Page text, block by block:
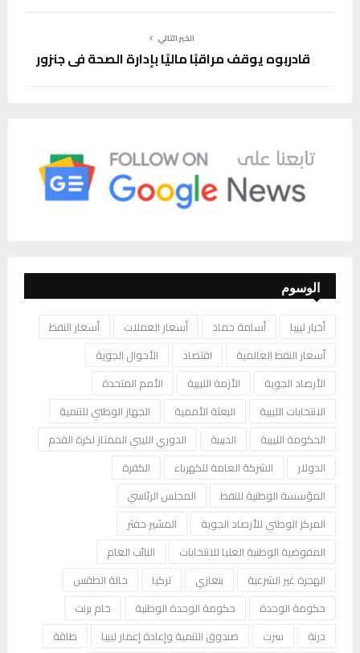
الخبر التالي
قادربوه يوقف مراقبًا ماليًا بإدارة الصحة في جنزور
الوسوم
أخبار ليبيا أسامة حماد أسعار العملات
أسعار النفط
أسعار النفط العالمية
اقتصاد
الأحوال الجوية
الأرصاد الجوية
الأزمة الليبية
الأمم المتحدة
الانتخابات الليبية
البعثة الأممية
الجهاز الوطني للتنمية
الحكومة الليبية
الدبيبة
الدوري الليبي الممتاز لكرة القدم
الدولار
الشركة العامة للكهرباء
الكفرة
المؤسسة الوطنية للنفط
المجلس الرئاسي
المركز الوطني للأرصاد الجوية
المشير حفتر
المفوضية الوطنية العليا للانتخابات
النائب العام
الهجرة غير الشرعية
بنغازي تركيا
حالة الطقس
حكومة الوحدة
حكومة الوحدة الوطنية
خام برنت
درنة
سرت صندوق التنمية وإعادة إعمار ليبيا
طاقة